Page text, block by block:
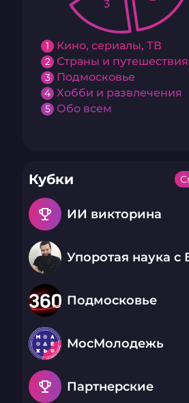
1 Кино, сериалы, ТВ
2 Страны и путешествия
3 Подмосковье
4 Хобби и развлечения
5 Обо всем
3
Кубки
emoji_events ИИ викторина
Подмосковье
МосМолодежь
emoji_events Партнерские